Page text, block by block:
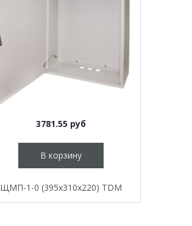
3781.55 руб
В корзину
ЩМП-1-0 (395х310х220) TDM